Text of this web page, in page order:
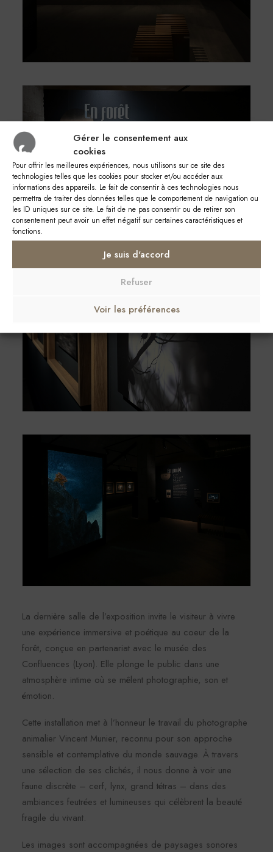
Gérer le consentement aux
cookies
Pour offrir les meilleures expériences, nous utilisons sur ce site des
technologies telles que les cookies pour stocker et/ou accéder aux
informations des appareils. Le fait de consentir à ces technologies nous
permettra de traiter des données telles que le comportement de navigation ou
les ID uniques sur ce site. Le fait de ne pas consentir ou de retirer son
consentement peut avoir un effet négatif sur certaines caractéristiques et
fonctions.
Je suis d'accord
Refuser
Voir les préférences
La dernière salle de l’exposition invite le visiteur à vivre
une expérience immersive et poétique au coeur de la
forêt, conçue en partenariat avec le musée des
Confluences (Lyon). Elle plonge le public dans une
atmosphère intime où se mêlent photographie, son et
émotion.
Cette installation met à l’honneur le travail du photographe
animalier Vincent Munier, reconnu pour son approche
sensible et contemplative du monde sauvage. À travers
une sélection de ses clichés, il nous donne à voir une
faune discrète – cerf, lynx, grand tétras – dans des
ambiances feutrées et lumineuses qui célèbrent la beauté
fragile du vivant.
Les images sont accompagnées de paysages sonores